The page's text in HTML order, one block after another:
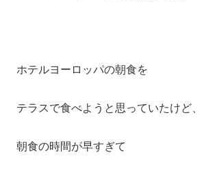
ホテルヨーロッパの朝食を
テラスで食べようと思っていたけど、
朝食の時間が早すぎて